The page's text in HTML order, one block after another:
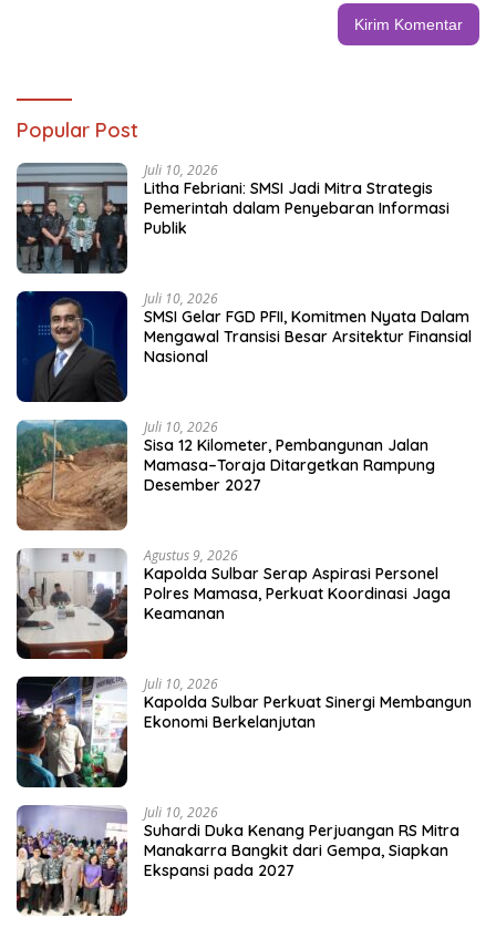
Popular Post
Juli 10, 2026
Litha Febriani: SMSI Jadi Mitra Strategis
Pemerintah dalam Penyebaran Informasi
Publik
Juli 10, 2026
SMSI Gelar FGD PFII, Komitmen Nyata Dalam
Mengawal Transisi Besar Arsitektur Finansial
Nasional
Juli 10, 2026
Sisa 12 Kilometer, Pembangunan Jalan
Mamasa–Toraja Ditargetkan Rampung
Desember 2027
Agustus 9, 2026
Kapolda Sulbar Serap Aspirasi Personel
Polres Mamasa, Perkuat Koordinasi Jaga
Keamanan
Juli 10, 2026
Kapolda Sulbar Perkuat Sinergi Membangun
Ekonomi Berkelanjutan
Juli 10, 2026
Suhardi Duka Kenang Perjuangan RS Mitra
Manakarra Bangkit dari Gempa, Siapkan
Ekspansi pada 2027